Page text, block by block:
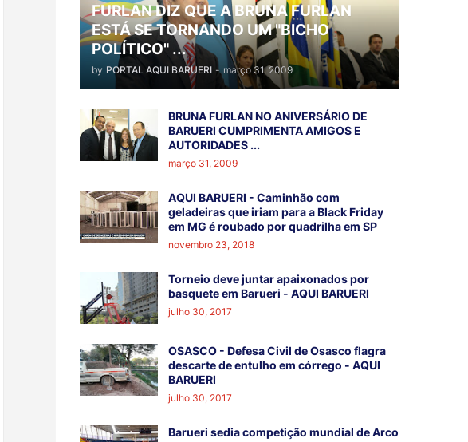
FURLAN DIZ QUE A BRUNA FURLAN
ESTÁ SE TORNANDO UM "BICHO
POLÍTICO" ...
by PORTAL AQUI BARUERI - março 31, 2009
BRUNA FURLAN NO ANIVERSÁRIO DE
BARUERI CUMPRIMENTA AMIGOS E
AUTORIDADES ...
março 31, 2009
AQUI BARUERI - Caminhão com
geladeiras que iriam para a Black Friday
em MG é roubado por quadrilha em SP
novembro 23, 2018
Torneio deve juntar apaixonados por
basquete em Barueri - AQUI BARUERI
julho 30, 2017
OSASCO - Defesa Civil de Osasco flagra
descarte de entulho em córrego - AQUI
BARUERI
julho 30, 2017
Barueri sedia competição mundial de Arco